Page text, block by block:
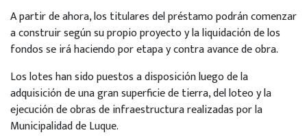
A partir de ahora, los titulares del préstamo podrán comenzar
a construir según su propio proyecto y la liquidación de los
fondos se irá haciendo por etapa y contra avance de obra.
Los lotes han sido puestos a disposición luego de la
adquisición de una gran superficie de tierra, del loteo y la
ejecución de obras de infraestructura realizadas por la
Municipalidad de Luque.